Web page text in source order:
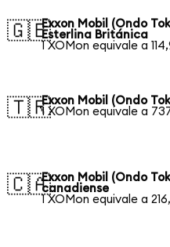
🇬🇧Exxon Mobil (Ondo
Esterlina Británica
1 XOMon equivale a
🇹🇷Exxon Mobil (Ondo
1 XOMon equivale a
🇨🇦Exxon Mobil (Ondo
canadiense
1 XOMon equivale a